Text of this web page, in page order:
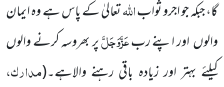
گا، جبکہ جو اجرو ثواباللہتعالیٰ کے پاس ہے وہ ایمان
والوں اور اپنے ربعَزَّوَجَلَّپر بھروسہ کرنے والوں
کیلئے بہتر اور زیادہ باقی رہنے والاہے۔(مدارک،